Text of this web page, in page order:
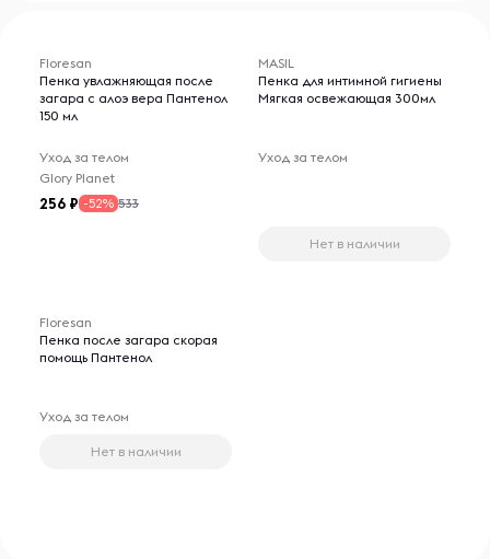
Floresan
Пенка увлажняющая после
загара с алоэ вера Пантенол
150 мл
Уход за телом
Glory Planet
256 -52% 533
MASIL
Пенка для интимной гигиены
Мягкая освежающая 300мл
Уход за телом
Нет в наличии
Floresan
Пенка после загара скорая
помощь Пантенол
Уход за телом
Нет в наличии